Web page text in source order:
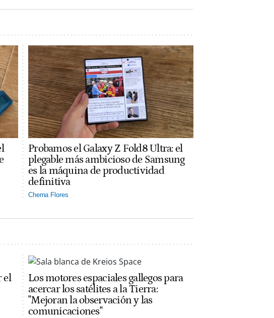
Probamos el Galaxy Z Fold8 Ultra: el
plegable más ambicioso de Samsung
es la máquina de productividad
definitiva
Chema Flores
el
Los motores espaciales gallegos para
acercar los satélites a la Tierra:
"Mejoran la observación y las
comunicaciones"